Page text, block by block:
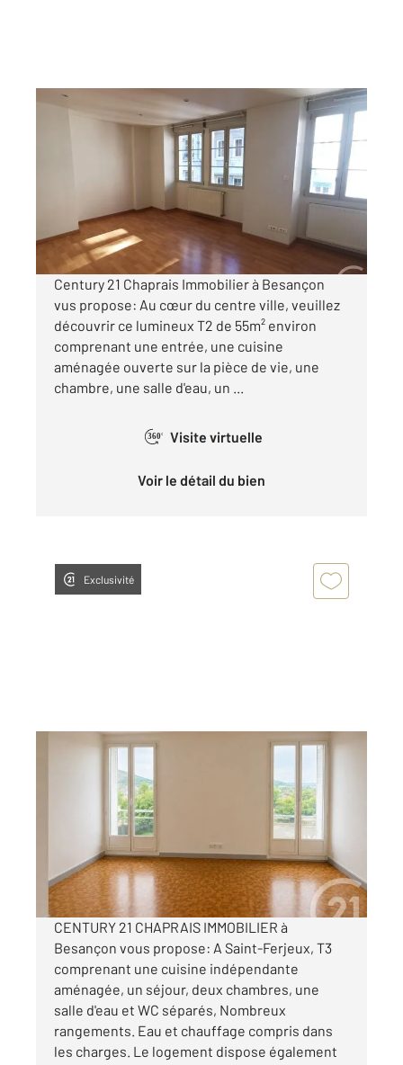
BESANCON 25
, 2 pièces
Appartement T2 à louer
625 €
par mois charges comprises
Century 21 Chaprais Immobilier à Besançon
vus propose: Au cœur du centre ville, veuillez
découvrir ce lumineux T2 de 55m² environ
comprenant une entrée, une cuisine
aménagée ouverte sur la pièce de vie, une
chambre, une salle d'eau, un ...
360° Visite virtuelle
Voir le détail du bien
Exclusivité
BESANCON 25
, 3 pièces
Ref : 40055
Appartement F3 à louer
630 €
par mois charges comprises
CENTURY 21 CHAPRAIS IMMOBILIER à
Besançon vous propose: A Saint-Ferjeux, T3
comprenant une cuisine indépendante
aménagée, un séjour, deux chambres, une
salle d'eau et WC séparés, Nombreux
rangements. Eau et chauffage compris dans
les charges. Le logement dispose également